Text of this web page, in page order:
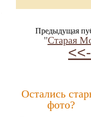
Предыдущая
"Старая
<<-
Остались
фото?